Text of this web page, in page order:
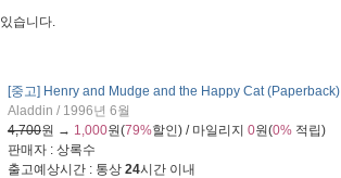
습니다.
[중고] Henry and Mudge and the Happy Cat (Paperback)
Aladdin / 1996년 6월
4,700원 → 1,000원(79%할인) / 마일리지 0원(0% 적립)
판매자 : 상록수
출고예상시간 : 통상 24시간 이내